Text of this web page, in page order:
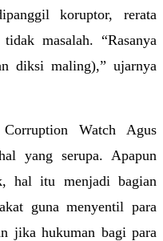
koruptor, rerata
masalah. “Rasanya
diksi maling),” ujarnya
Watch Agus
yang serupa. Apapun
hal itu menjadi bagian
guna menyentil para
jika hukuman bagi para